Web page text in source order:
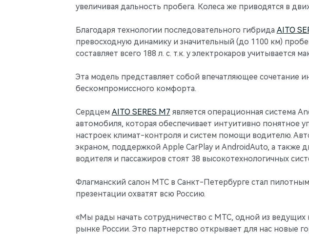
увеличивая дальность пробега. Колеса же приводятся в
Благодаря технологии последовательного гибрида AITO
превосходную динамику и значительный (до 1100 км)
составляет всего 188 л. с. т.к. у электрокаров учитывается
Эта модель представляет собой впечатляющее сочетание
бескомпромиссного комфорта.
Сердцем AITO SERES M7 является операционная система
автомобиля, которая обеспечивает интуитивно понятное
настроек климат-контроля и систем помощи водителю.
экраном, поддержкой Apple CarPlay и AndroidAuto, а
водителя и пассажиров стоят 38 высокотехнологичных
Флагманский салон МТС в Санкт-Петербурге стал
презентации охватят всю Россию.
«Мы рады начать сотрудничество с МТС, одной из
рынке России. Это партнерство открывает для нас новые